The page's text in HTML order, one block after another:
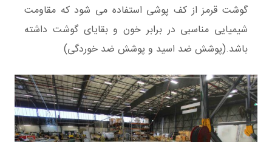
گوشت قرمزاز کف پوشی استفاده می شود که مقاومت
شیمیایی مناسبی در برابر خون و بقایای گوشت داشته
باشد.(پوشش ضد اسید و پوشش ضد خوردگی)